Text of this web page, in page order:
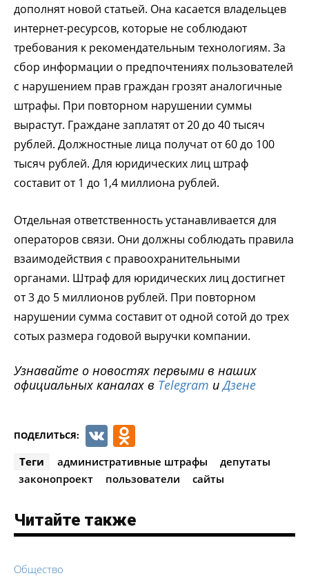
дополнят новой статьей. Она касается владельцев
интернет-ресурсов, которые не соблюдают
требования к рекомендательным технологиям. За
сбор информации о предпочтениях пользователей
с нарушением прав граждан грозят аналогичные
штрафы. При повторном нарушении суммы
вырастут. Граждане заплатят от 20 до 40 тысяч
рублей. Должностные лица получат от 60 до 100
тысяч рублей. Для юридических лиц штраф
составит от 1 до 1,4 миллиона рублей.
Отдельная ответственность устанавливается для
операторов связи. Они должны соблюдать правила
взаимодействия с правоохранительными
органами. Штраф для юридических лиц достигнет
от 3 до 5 миллионов рублей. При повторном
нарушении сумма составит от одной сотой до трех
сотых размера годовой выручки компании.
Узнавайте о новостях первыми в наших
официальных каналах в Telegram иДзене
ПОДЕЛИТЬСЯ: VK
Теги административные штрафы
депутаты
законопроект
пользователи сайты
Читайте также
Общество